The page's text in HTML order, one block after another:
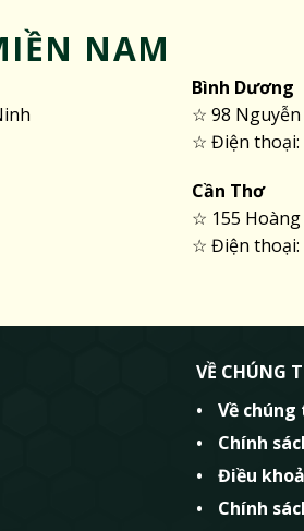
NAM
Bình Dương
☆ 98 Nguyễn
☆ Điện thoại:
Cần Thơ
☆ 155 Hoàng
☆ Điện thoại:
VỀ CHÚNG
Về chúng
Chính
Điều
Chính